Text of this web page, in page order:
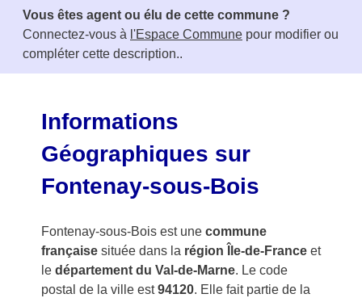
Vous êtes agent ou élu de cette commune ?
Connectez-vous à l'Espace Commune pour modifier ou
compléter cette description..
Informations
Géographiques sur
Fontenay-sous-Bois
Fontenay-sous-Bois est une commune
françaisesituée dans la région Île-de-Franceet
le département du Val-de-Marne. Le code
postal de la ville est94120. Elle fait partie de la